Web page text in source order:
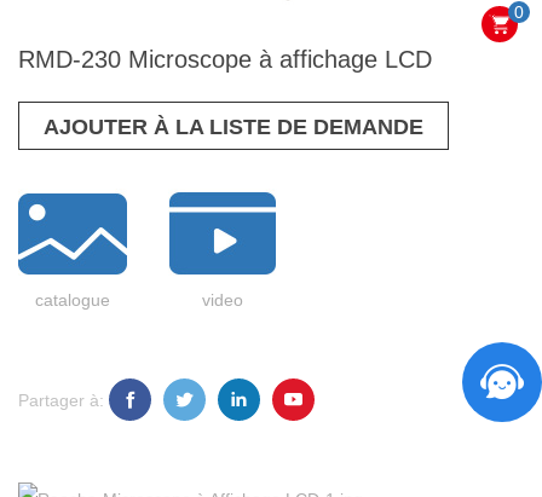
0
RMD-230 Microscope à affichage LCD
AJOUTER À LA LISTE DE DEMANDE
catalogue video
Partager à: